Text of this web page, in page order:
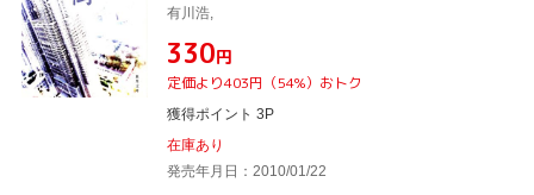
有川浩,
¥330円
定価より403円（54%）おトク
獲得ポイント 3P
在庫あり
発売年月日：2010/01/22